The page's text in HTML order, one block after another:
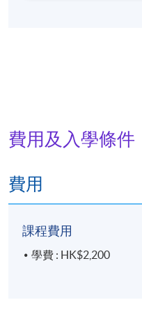
費用及入學條件
費用
課程費用
學費 : HK$2,200